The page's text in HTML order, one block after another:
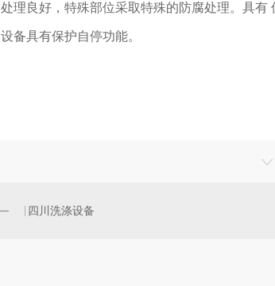
处理良好，特殊部位采取特殊的防腐处理。具有
设备具有保护自停功能。
四川洗涤设备